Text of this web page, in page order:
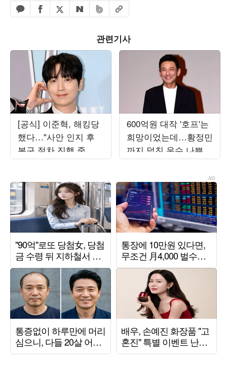
카카오톡 공유하기
페이스북 공유하기
엑스 공유하기
네이버 공유하기
밴드 공유하기
URL복사
관련기사
[공식] 이준혁, 해킹당
했다…"사안 인지 후
복구 절차 진행 중, 최
선의 조치 취하고 있
600억원 대작 '호프'는
희망이었는데…황정민
까지 덮친 운수 나쁜
여름 [TEN스타필드]